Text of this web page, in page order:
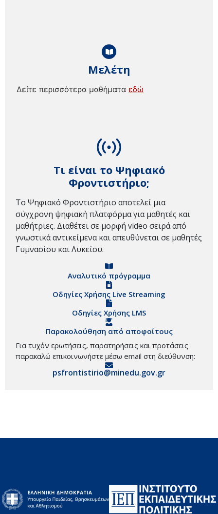
Τι είναι το Ψηφιακό
Φροντιστήριο;
Το Ψηφιακό Φροντιστήριο αποτελεί μια
σύγχρονη ψηφιακή πλατφόρμα για μαθητές και
μαθήτριες. Διαθέτει σε μορφή video σειρά από
γνωστικά αντικείμενα και απευθύνεται σε μαθητές
Γυμνασίου και Λυκείου.
Αναλυτικό πρόγραμμα
Οδηγίες Χρήσης Live Streaming
Οδηγίες Χρήσης LMS
Παρακολούθηση από αποφοίτους
Για τυχόν ερωτήσεις, παρατηρήσεις και προτάσεις
παρακαλώ επικοινωνήστε μέσω email στη διεύθυνση:
psfrontistirio@minedu.gov.gr
Μελέτη
Δείτε περισσότερα μαθήματα εδώ